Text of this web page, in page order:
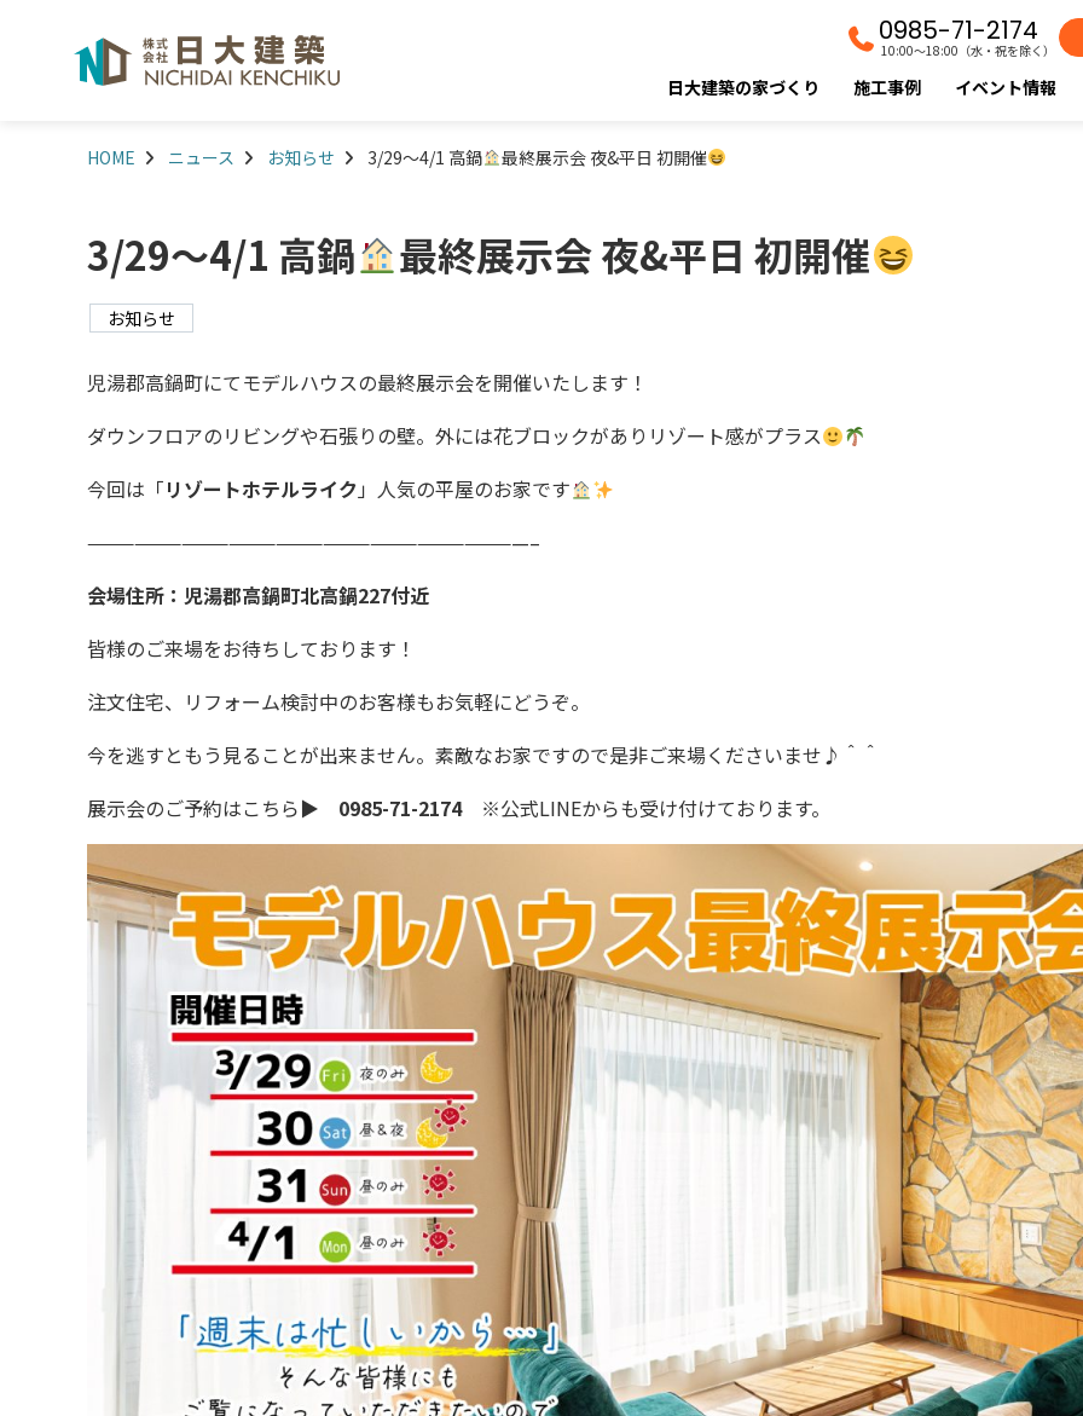
0985-71-2174
10:00〜18:00（水・祝を除く）
日大建築の家づくり 施工事例 イベント情報
HOME ニュース お知らせ 3/29～4/1 高鍋 最終展示会 夜&平日 初開催
3/29～4/1 高鍋 最終展示会 夜&平日 初開催
お知らせ
児湯郡高鍋町にてモデルハウスの最終展示会を開催いたします！
ダウンフロアのリビングや石張りの壁。外には花ブロックがありリゾート感がプラス
今回は「リゾートホテルライク 」人気の平屋のお家です
————————————————————————————–
会場住所：児湯郡高鍋町北高鍋227付近
皆様のご来場をお待ちしております！
注文住宅、リフォーム検討中のお客様もお気軽にどうぞ。
今を逃すともう見ることが出来ません。素敵なお家ですので是非ご来場くださいませ♪＾＾
展示会のご予約はこちら▶ 0985-71-2174※公式LINEからも受け付けております。